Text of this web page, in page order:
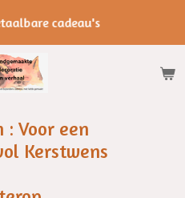
cadeau's
Voor een
Kerstwens